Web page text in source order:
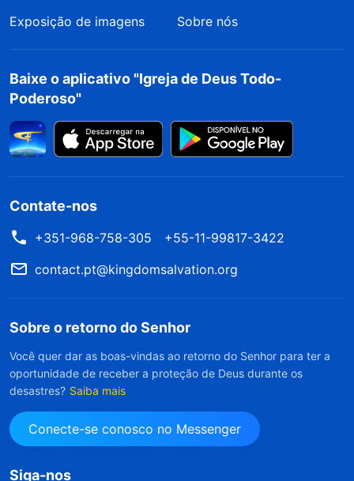
Exposição de imagens
Sobre nós
Baixe o aplicativo "Igreja de Deus Todo-
Poderoso"
Contate-nos
+351-968-758-305
+55-11-99817-3422
contact.pt@kingdomsalvation.org
Sobre o retorno do Senhor
Você quer dar as boas-vindas ao retorno do Senhor para ter a
oportunidade de receber a proteção de Deus durante os
desastres? Saiba mais
Conecte-se conosco no Messenger
Siga-nos